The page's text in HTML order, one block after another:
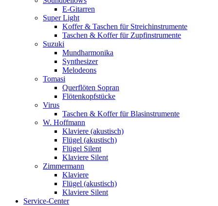
E-Gitarren
Super Light
Koffer & Taschen für Streichinstrumente
Taschen & Koffer für Zupfinstrumente
Suzuki
Mundharmonika
Synthesizer
Melodeons
Tomasi
Querflöten Sopran
Flötenkopfstücke
Virus
Taschen & Koffer für Blasinstrumente
W. Hoffmann
Klaviere (akustisch)
Flügel (akustisch)
Flügel Silent
Klaviere Silent
Zimmermann
Klaviere
Flügel (akustisch)
Klaviere Silent
Service-Center